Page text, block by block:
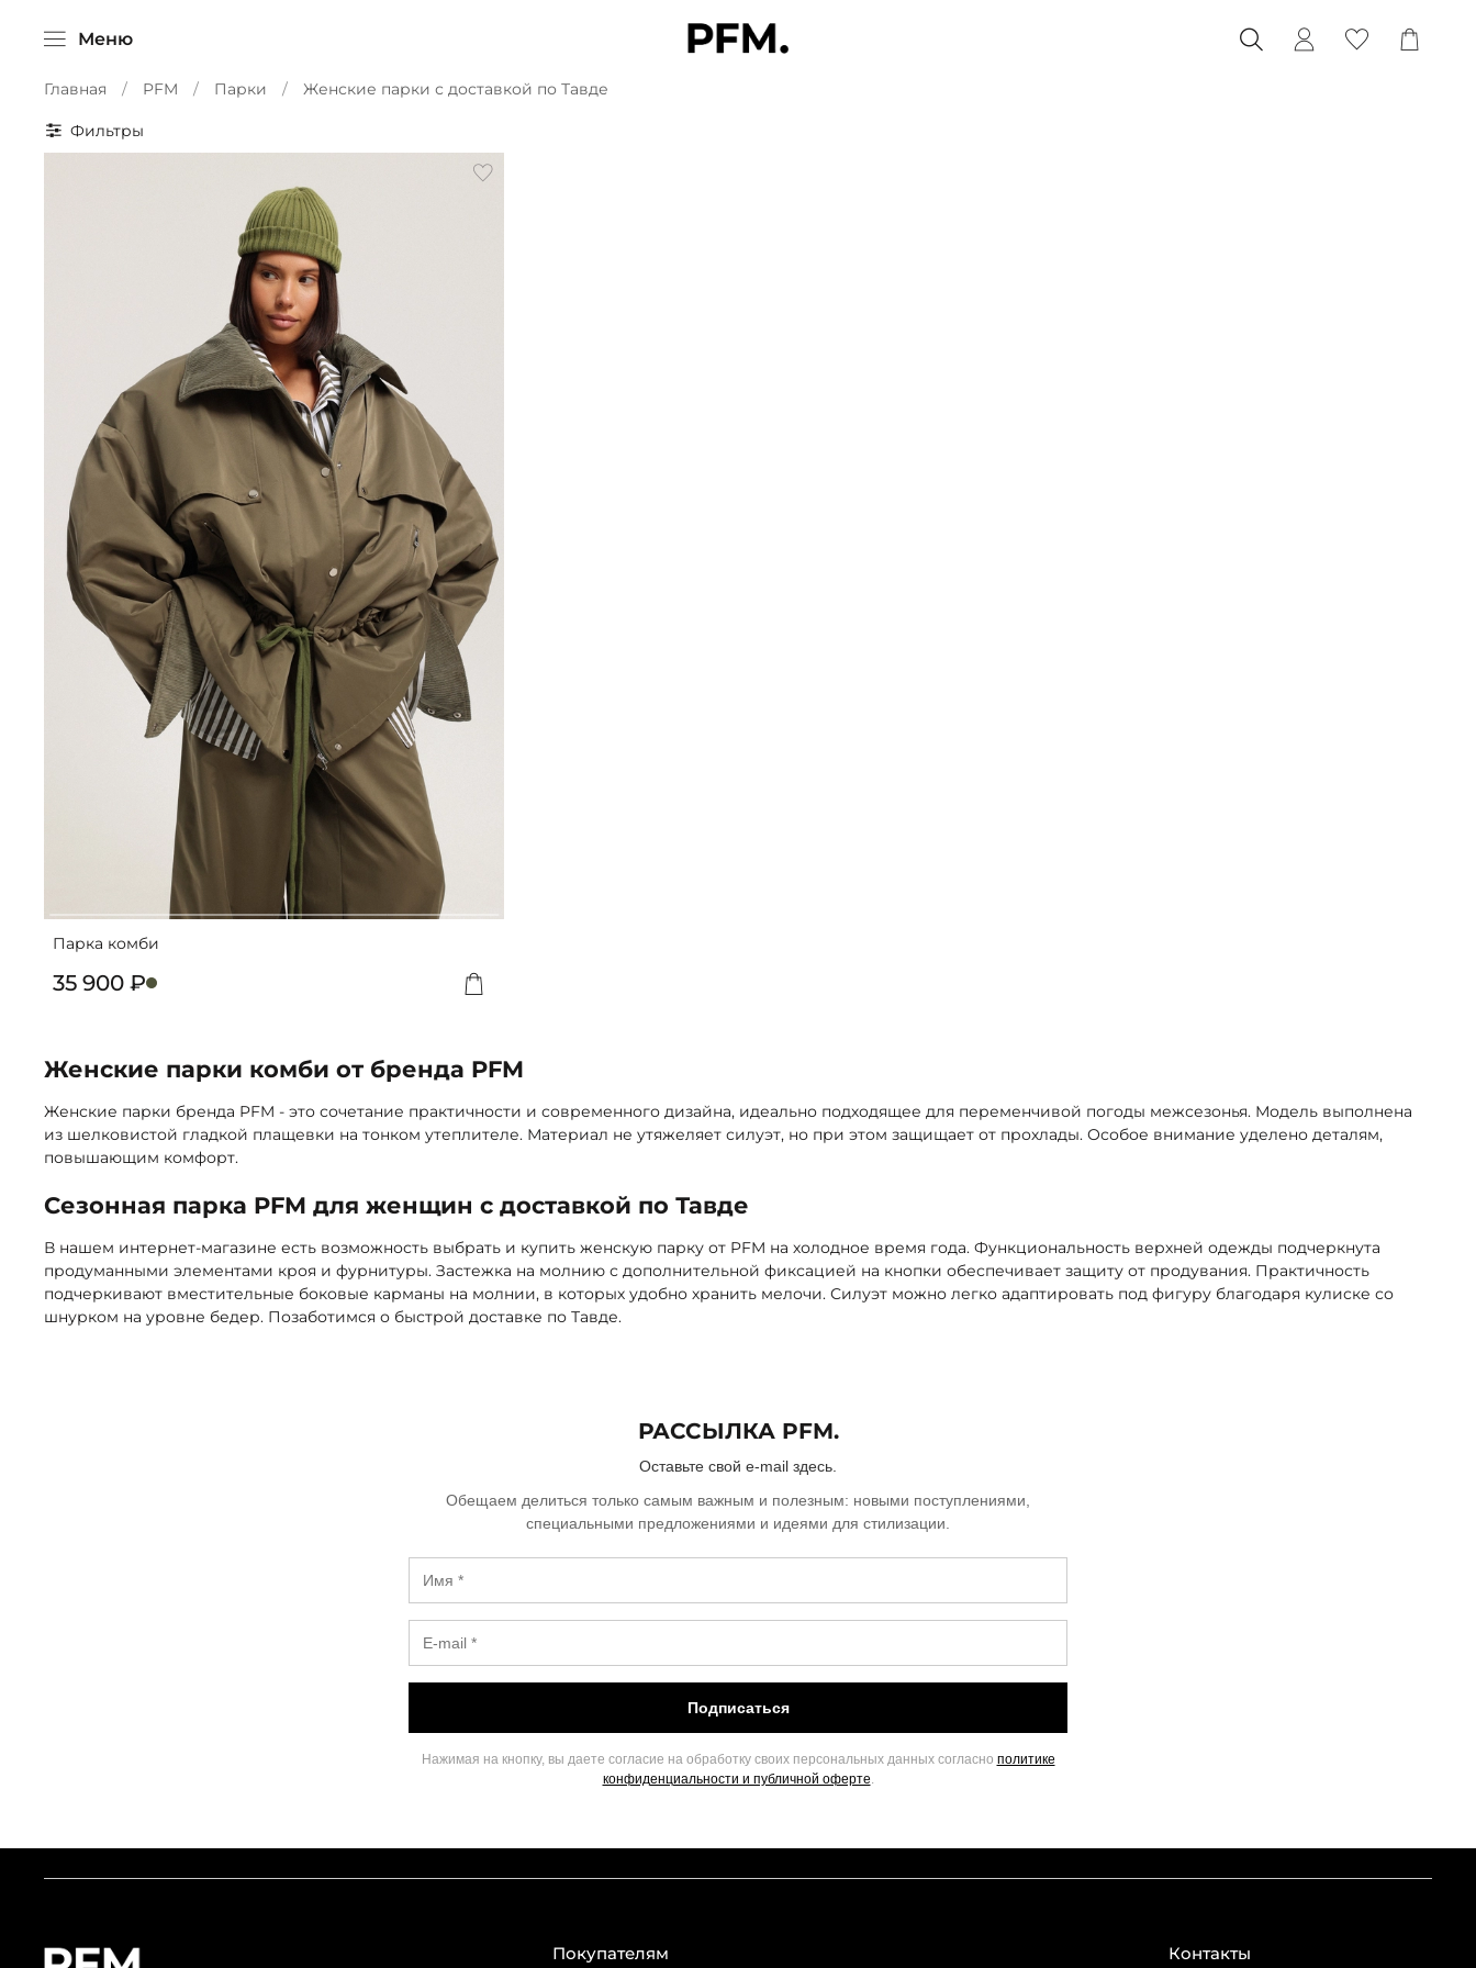
Меню
Главная PFM Парки Женские парки с доставкой по Тавде
Фильтры
Парка комби
35 900 ₽ Добавить
Женские парки комби от бренда PFM
Женские парки бренда PFM - это сочетание практичности и современного дизайна, идеально подходящее для переменчивой погоды межсезонья. Модель выполнена
из шелковистой гладкой плащевки на тонком утеплителе. Материал не утяжеляет силуэт, но при этом защищает от прохлады. Особое внимание уделено деталям,
повышающим комфорт.
Сезонная парка PFM для женщин с доставкой по Тавде
В нашем интернет-магазине есть возможность выбрать и купить женскую парку от PFM на холодное время года. Функциональность верхней одежды подчеркнута
продуманными элементами кроя и фурнитуры. Застежка на молнию с дополнительной фиксацией на кнопки обеспечивает защиту от продувания. Практичность
подчеркивают вместительные боковые карманы на молнии, в которых удобно хранить мелочи. Силуэт можно легко адаптировать под фигуру благодаря кулиске со
шнурком на уровне бедер. Позаботимся о быстрой доставке по Тавде.
РАССЫЛКА PFM.
Оставьте свой e-mail здесь.
Обещаем делиться только самым важным и полезным: новыми поступлениями,
специальными предложениями и идеями для стилизации.
Подписаться
Нажимая на кнопку, вы даете согласие на обработку своих персональных данных согласно политике
конфиденциальности и публичной оферте.
Покупателям Контакты